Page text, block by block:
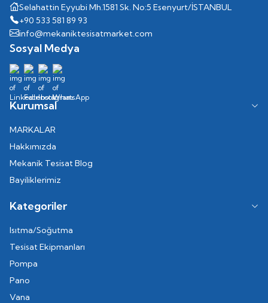
Selahattin Eyyubi Mh.1581 Sk. No:5 Esenyurt/İSTANBUL
+90 533 581 89 93
info@mekaniktesisatmarket.com
Sosyal Medya
Kurumsal
MARKALAR
Hakkımızda
Mekanik Tesisat Blog
Bayiliklerimiz
Kategoriler
Isıtma/Soğutma
Tesisat Ekipmanları
Pompa
Pano
Vana